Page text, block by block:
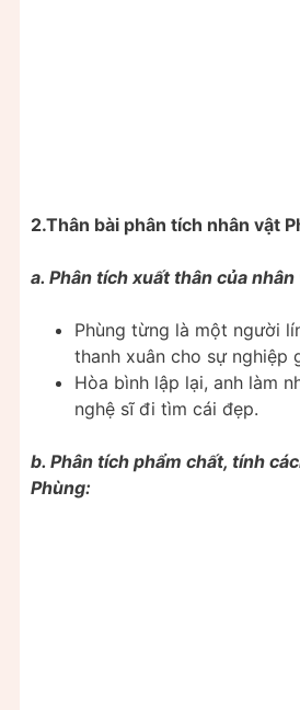
2.Thân bài phân tích nhân vật
a. Phân tích xuất thân của nhân
Phùng từng là một người
thanh xuân cho sự nghiệp
Hòa bình lập lại, anh làm
nghệ sĩ đi tìm cái đẹp.
b. Phân tích phẩm chất, tính
Phùng: